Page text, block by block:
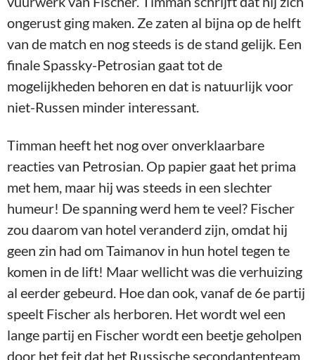
ongerust ging maken. Ze zaten al bijna op de helft
van de match en nog steeds is de stand gelijk. Een
finale Spassky-Petrosian gaat tot de
mogelijkheden behoren en dat is natuurlijk voor
niet-Russen minder interessant.
Timman heeft het nog over onverklaarbare
reacties van Petrosian. Op papier gaat het prima
met hem, maar hij was steeds in een slechter
humeur! De spanning werd hem te veel? Fischer
zou daarom van hotel veranderd zijn, omdat hij
geen zin had om Taimanov in hun hotel tegen te
komen in de lift! Maar wellicht was die verhuizing
al eerder gebeurd. Hoe dan ook, vanaf de 6e partij
speelt Fischer als herboren. Het wordt wel een
lange partij en Fischer wordt een beetje geholpen
door het feit dat het Russische secondantenteam